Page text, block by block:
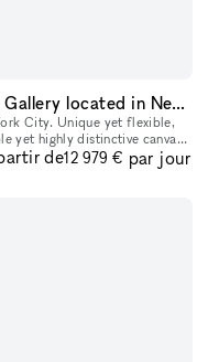
One of a Kind Event Space and Gallery located in New York City's Historic West Village
yet flexible,
yet highly distinctive canvas
venues, a 10
de12 979 € par jour